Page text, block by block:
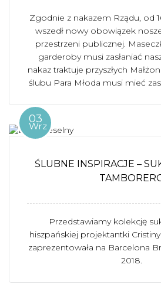
Zgodnie z nakazem Rządu, od
wszedł nowy obowiązek
przestrzeni publicznej.
garderoby musi zasłaniać
nakaz traktuje przyszłych
ślubu Para Młoda musi mieć
03
Wrz
ŚLUBNE INSPIRACJE –
Przedstawiamy kolekcję
hiszpańskiej projektantki
zaprezentowała na Barcelona
2018.